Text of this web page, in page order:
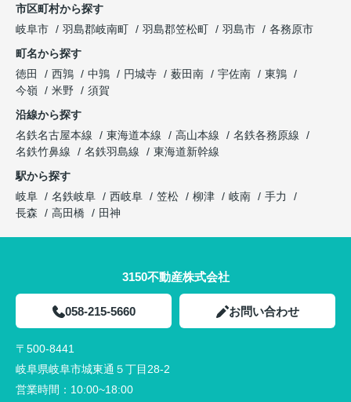
市区町村から探す
岐阜市
羽島郡岐南町 羽島郡笠松町 羽島市
各務原市
町名から探す
徳田
西鶉 中鶉 円城寺 薮田南 宇佐南
東鶉
今嶺
米野
須賀
沿線から探す
名鉄名古屋本線
東海道本線 高山本線
名鉄各務原線
名鉄竹鼻線
名鉄羽島線
東海道新幹線
駅から探す
岐阜
名鉄岐阜 西岐阜 笠松 柳津 岐南
手力
長森
高田橋 田神
3150不動産株式会社
058-215-5660 お問い合わせ
〒500-8441
岐阜県岐阜市城東通５丁目28-2
営業時間： 10:00~18:00